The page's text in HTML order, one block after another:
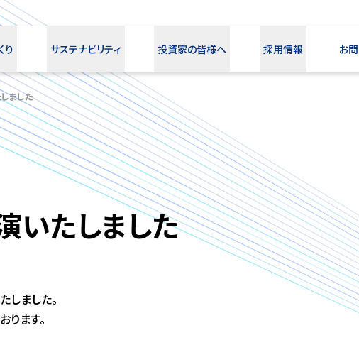
り サステナビリティ 投資家の皆様へ 採用情報 お
しました
いたしました
ました。
ます。